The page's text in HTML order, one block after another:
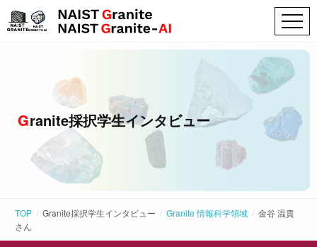
Granite採択学生インタビュー
TOP Granite採択学生インタビュー Granite 情報科学領域
金谷 温貴
さん